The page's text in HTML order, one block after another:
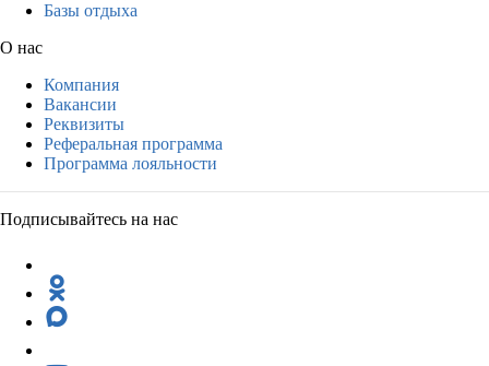
Базы отдыха
О нас
Компания
Вакансии
Реквизиты
Реферальная программа
Программа лояльности
Подписывайтесь на нас